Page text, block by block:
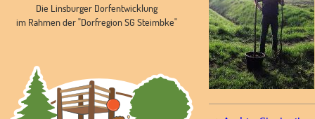
Die Linsburger Dorfentwicklung
im Rahmen der "Dorfregion SG Steimbke"